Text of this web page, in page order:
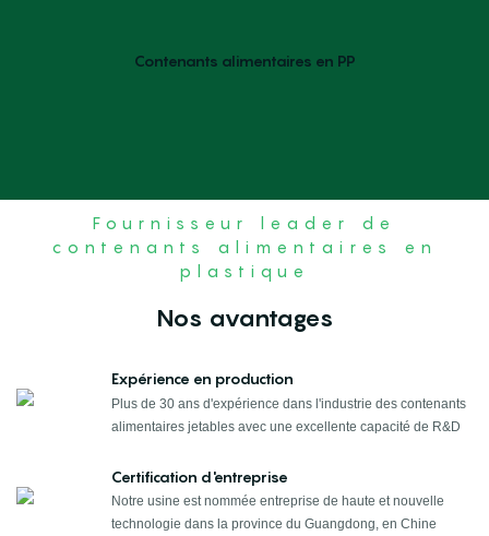
Contenants alimentaires en PP
Fournisseur leader de
contenants alimentaires en
plastique
Nos avantages
Expérience en production
Plus de 30 ans d'expérience dans l'industrie des contenants
alimentaires jetables avec une excellente capacité de R&D
Certification d'entreprise
Notre usine est nommée entreprise de haute et nouvelle
technologie dans la province du Guangdong, en Chine